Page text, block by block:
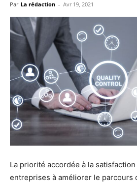
Par La rédaction - Avr 19, 2021
La priorité accordée à la
entreprises à améliorer le parcours